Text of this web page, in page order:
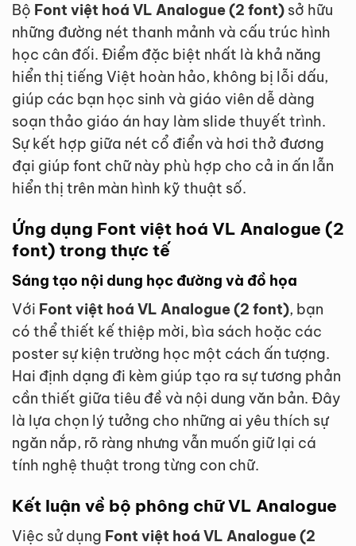
Bộ Font việt hoá VL Analogue (2 font) sở hữu
những đường nét thanh mảnh và cấu trúc hình
học cân đối. Điểm đặc biệt nhất là khả năng
hiển thị tiếng Việt hoàn hảo, không bị lỗi dấu,
giúp các bạn học sinh và giáo viên dễ dàng
soạn thảo giáo án hay làm slide thuyết trình.
Sự kết hợp giữa nét cổ điển và hơi thở đương
đại giúp font chữ này phù hợp cho cả in ấn lẫn
hiển thị trên màn hình kỹ thuật số.
Ứng dụng Font việt hoá VL Analogue (2
font) trong thực tế
Sáng tạo nội dung học đường và đồ họa
Với Font việt hoá VL Analogue (2 font), bạn
có thể thiết kế thiệp mời, bìa sách hoặc các
poster sự kiện trường học một cách ấn tượng.
Hai định dạng đi kèm giúp tạo ra sự tương phản
cần thiết giữa tiêu đề và nội dung văn bản. Đây
là lựa chọn lý tưởng cho những ai yêu thích sự
ngăn nắp, rõ ràng nhưng vẫn muốn giữ lại cá
tính nghệ thuật trong từng con chữ.
Kết luận về bộ phông chữ VL Analogue
Việc sử dụng Font việt hoá VL Analogue (2